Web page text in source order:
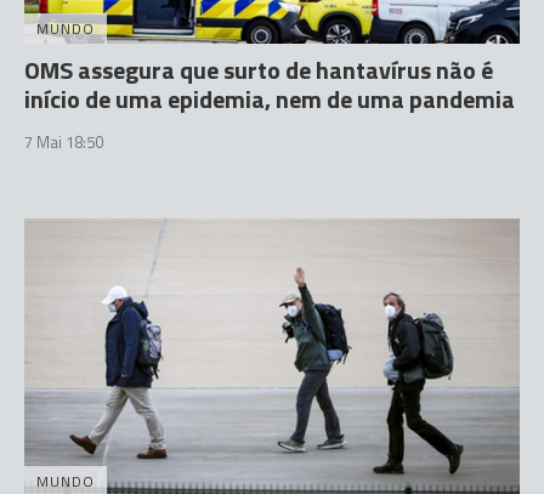
MUNDO
OMS assegura que surto de hantavírus não é
início de uma epidemia, nem de uma pandemia
7 Mai 18:50
MUNDO